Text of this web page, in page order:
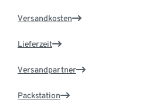
Versandkosten
Lieferzeit
Versandpartner
Packstation